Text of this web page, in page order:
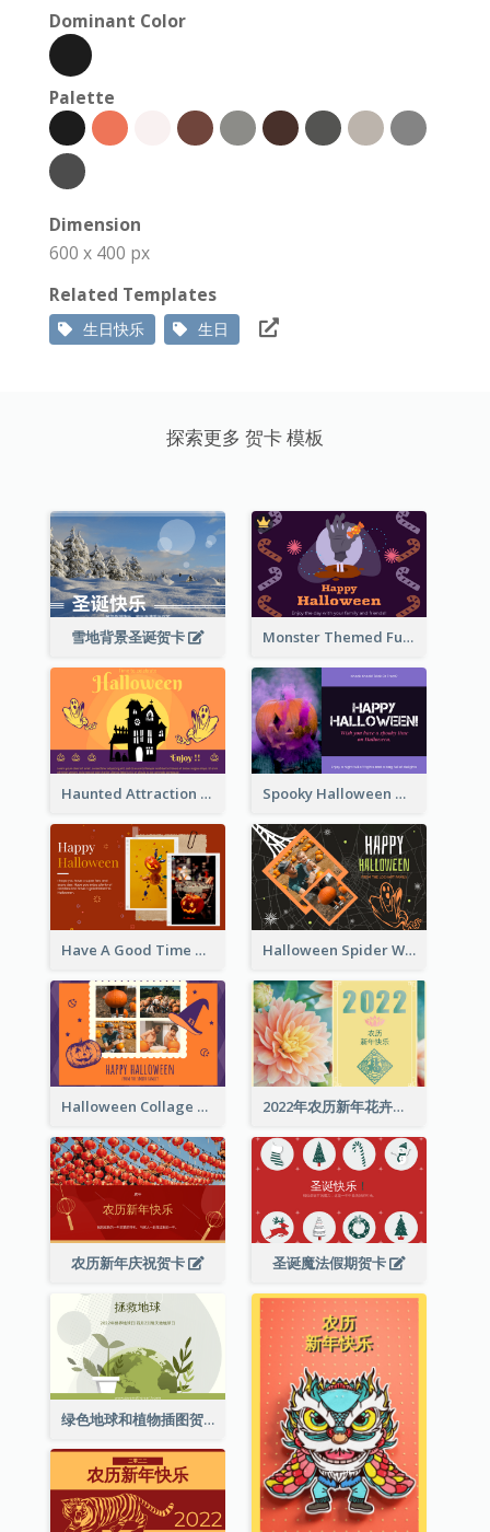
Dominant Color
Palette
Dimension
600 x 400 px
Related Templates
生日快乐 生日
探索更多 贺卡 模板
雪地背景圣诞贺卡 Monster Themed Fun Halloween Greeting Card
Haunted Attraction Themed Halloween Card Spooky Halloween Greeting Card
Have A Good Time This Halloween Greeting Card Halloween Spider Web Greeting Card
Halloween Collage Greeting Card 2022年农历新年花卉照片贺卡
农历新年庆祝贺卡 圣诞魔法假期贺卡
绿色地球和植物插图贺卡